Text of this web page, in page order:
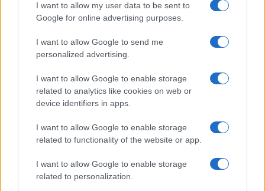
I want to allow my user data to be sent to
Google for online advertising purposes.
I want to allow Google to send me
personalized advertising.
I want to allow Google to enable storage
related to analytics like cookies on web or
device identifiers in apps.
I want to allow Google to enable storage
related to functionality of the website or app.
I want to allow Google to enable storage
related to personalization.
© 2026 - VOLOSCONTATO CONSIGLI E DIARI DI VIAGGIO - P.IVA
04827280654 – TESTATA REGISTRATA AL TRIBUNALE DI NOCERA
35792 – ISCRITTA ALL’ANSO (ASSOCIAZIONE NAZIONALE STAMPA
ONLINE)
PRIVACY E NOTIFICHE